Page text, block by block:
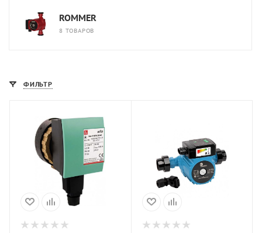
ROMMER
8 ТОВАРОВ
ФИЛЬТР